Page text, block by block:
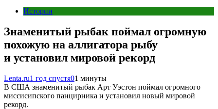
Истории
Знаменитый рыбак поймал огромную
похожую на аллигатора рыбу
и установил мировой рекорд
Lenta.ru1 год спустя01 минуты
В США знаменитый рыбак Арт Уэстон поймал огромного
миссисипского панцирника и установил новый мировой
рекорд.